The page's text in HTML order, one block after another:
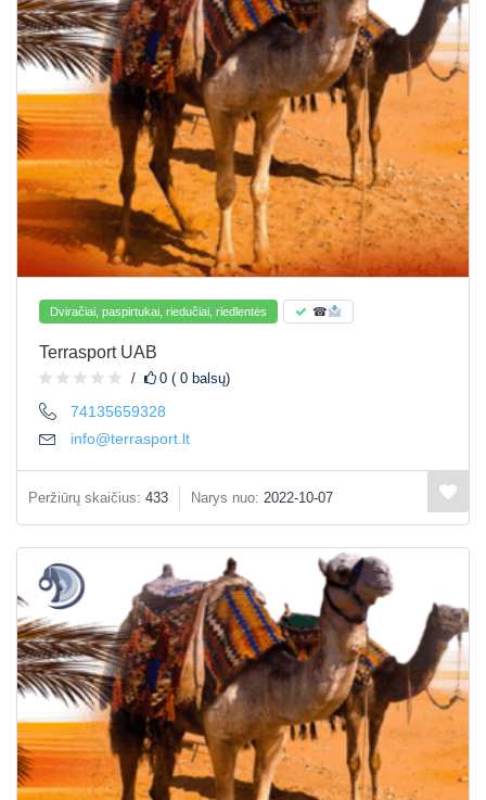
Dviračiai, paspirtukai, riedučiai, riedlentės ☎
Terrasport UAB
0 ( 0 balsų)
74135659328
info@terrasport.lt
Peržiūrų skaičius: 433 Narys nuo: 2022-10-07